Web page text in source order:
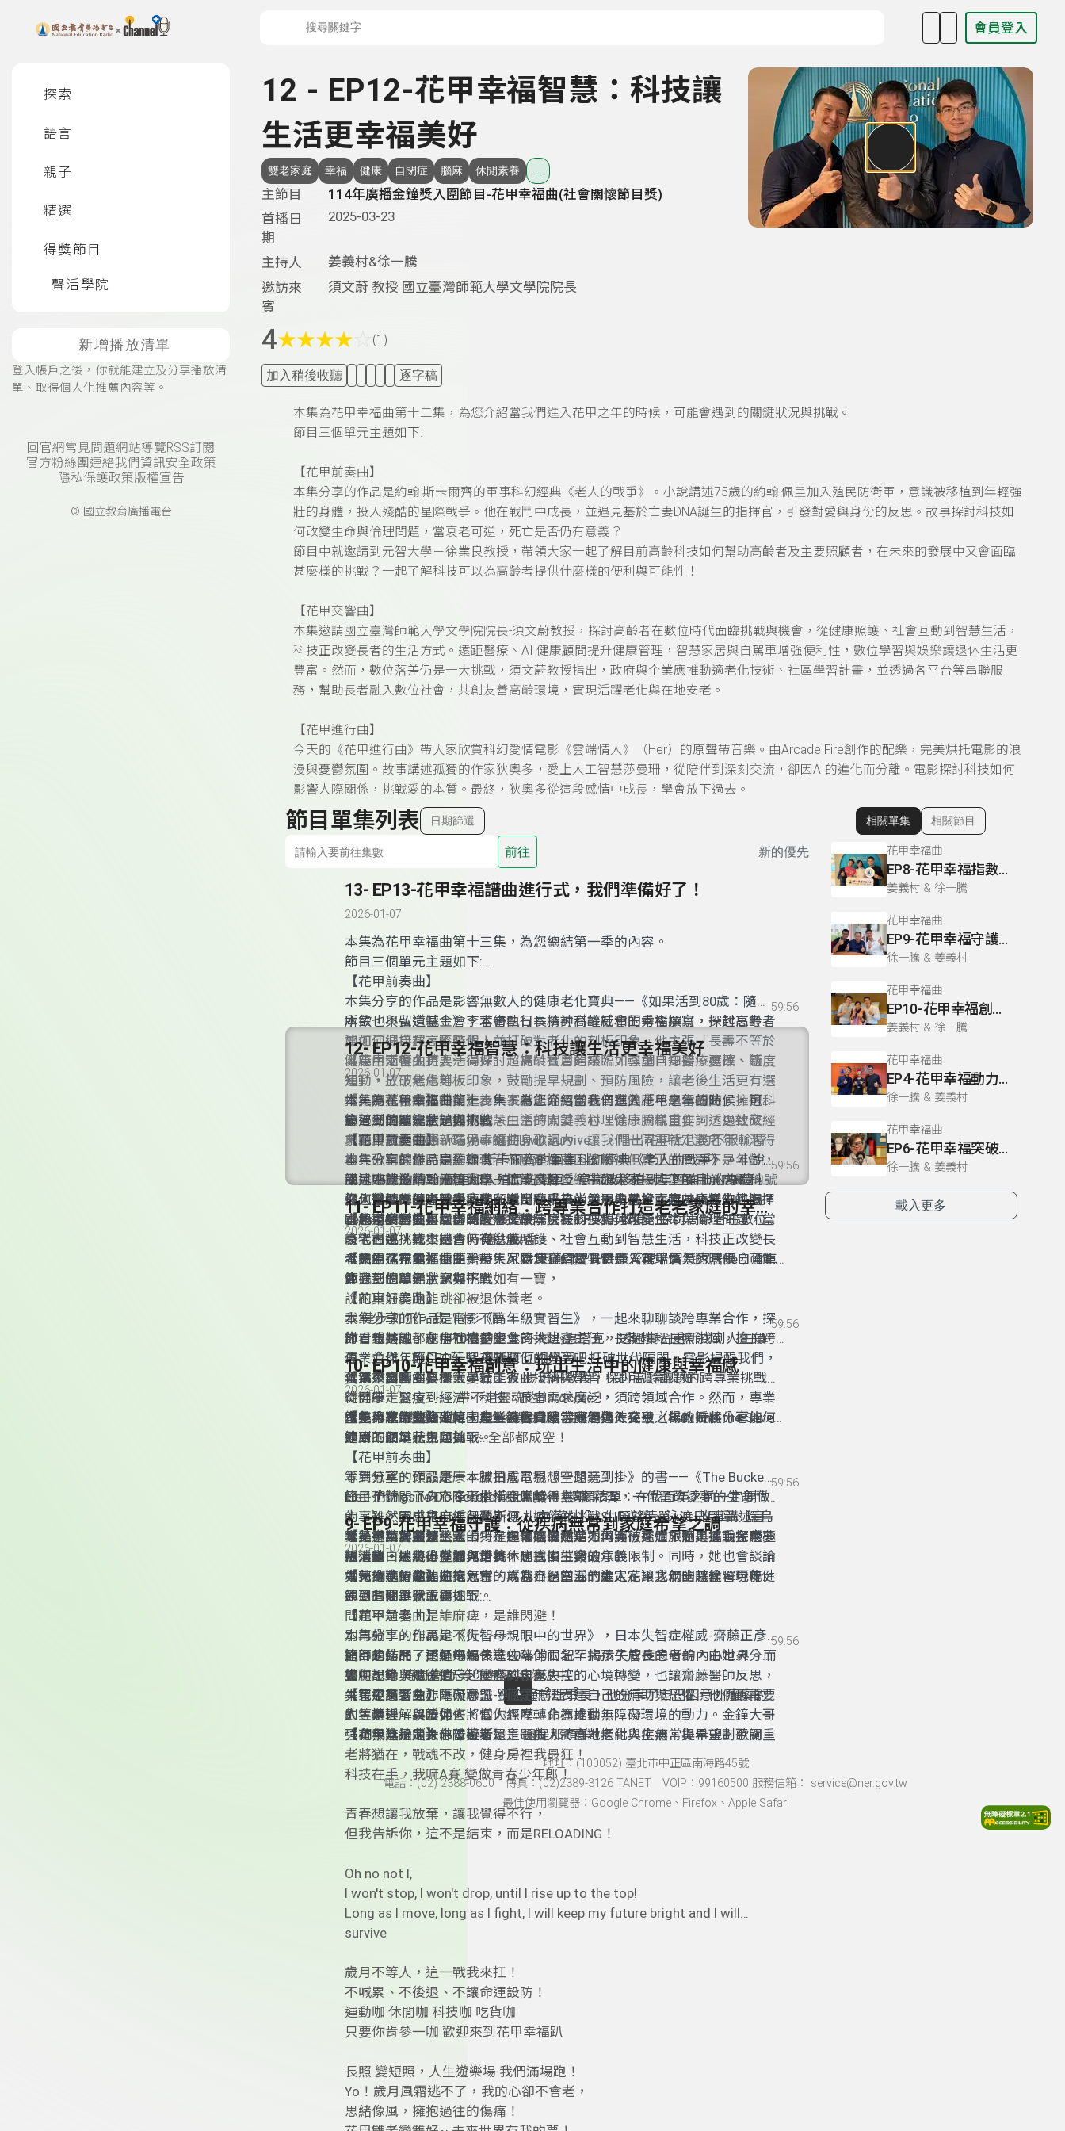
上方功能區塊 會員登入
探索
語言
親子
精選
得獎節目
聲活學院
新增播放清單
登入帳戶之後，你就能建立及分享播放清
單、取得個人化推薦內容等。
回官網常見問題網站導覽RSS訂閱
官方粉絲團連絡我們 資訊安全政策
隱私保護政策版權宣告
© 國立教育廣播電台
12 - EP12-花甲幸福智慧：科技讓
生活更幸福美好
雙老家庭 幸福 健康 自閉症 腦麻 休閒素養
主節目
114年廣播金鐘獎入圍節目-花甲幸福曲(社會關懷節目獎)
首播日
期
2025-03-23
主持人
姜義村&徐一騰
邀訪來
賓
須文蔚 教授 國立臺灣師範大學文學院院長
4★★★★ (1)
加入稍後收聽 逐字稿
本集為花甲幸福曲第十二集，為您介紹當我們進入花甲之年的時候，可能會遇到的關鍵狀況與挑戰。
節目三個單元主題如下:
【花甲前奏曲】
本集分享的作品是約翰·斯卡爾齊的軍事科幻經典《老人的戰爭》。小說講述75歲的約翰·佩里加入殖民防衛軍，意識被移植到年輕強
壯的身體，投入殘酷的星際戰爭。他在戰鬥中成長，並遇見基於亡妻DNA誕生的指揮官，引發對愛與身份的反思。故事探討科技如
何改變生命與倫理問題，當衰老可逆，死亡是否仍有意義？
節目中就邀請到元智大學－徐業良教授，帶領大家一起了解目前高齡科技如何幫助高齡者及主要照顧者，在未來的發展中又會面臨
甚麼樣的挑戰？一起了解科技可以為高齡者提供什麼樣的便利與可能性！
【花甲交響曲】
本集邀請國立臺灣師範大學文學院院長-須文蔚教授，探討高齡者在數位時代面臨挑戰與機會，從健康照護、社會互動到智慧生活，
科技正改變長者的生活方式。遠距醫療、AI 健康顧問提升健康管理，智慧家居與自駕車增強便利性，數位學習與娛樂讓退休生活更
豐富。然而，數位落差仍是一大挑戰，須文蔚教授指出，政府與企業應推動適老化技術、社區學習計畫，並透過各平台等串聯服
務，幫助長者融入數位社會，共創友善高齡環境，實現活躍老化與在地安老。
【花甲進行曲】
今天的《花甲進行曲》帶大家欣賞科幻愛情電影《雲端情人》（Her）的原聲帶音樂。由Arcade Fire創作的配樂，完美烘托電影的浪
漫與憂鬱氛圍。故事講述孤獨的作家狄奧多，愛上人工智慧莎曼珊，從陪伴到深刻交流，卻因AI的進化而分離。電影探討科技如何
影響人際關係，挑戰愛的本質。最終，狄奧多從這段感情中成長，學會放下過去。
節目單集列表 日期篩選
前往 新的優先
13- EP13-花甲幸福譜曲進行式，我們準備好了！
2026-01-07
本集為花甲幸福曲第十三集，為您總結第一季的內容。
節目三個單元主題如下:
【花甲前奏曲】
本集分享的作品是影響無數人的健康老化寶典——《如果活到80歲：隨心
所欲，不留遺憾！》。本書由日本精神科權威和田秀樹撰寫，探討高齡者
如何活得自在、不受限，並打破對老化的刻板印象。他主張「長壽不等於
健康，活得久更要活得好」，提供實用建議，如尊重自身醫療選擇、適度
運動、放下焦慮等。
本集也與弘道基金會李若綺執行長探討高齡社會的幸福願景，一起思考台
灣如何迎接超高齡時代！
【花甲交響曲】
本集由兩位主持人一同探討超高齡社會的來臨，強調「知錯、要改、新
知」，打破老化刻板印象，鼓勵提早規劃、預防風險，讓老後生活更有選
擇。隨著醫療與科技進步，長者能活得更長、更健康。學習新知、擁抱科
技、參與社會，是邁向智慧生活的關鍵。心理健康同樣重要，透過社交、
求助與積極適應新環境，維持身心活力。讓我們一同重新定義老年，活得
自在、有尊嚴，真正實現「花甲幸福曲」的精神！
【花甲進行曲】
今天的《花甲進行曲》為大家獻上節目同名自創曲「花甲幸福曲」。這是
一首燃燒靈魂的饒舌歌曲，由主持人姜義村、徐一騰親自作詞，更致敬經
典西洋歌曲Gloria Gaynor的「I will survive」，唱出花甲世代的不服輸精
神。歌詞探討時間奪走青春、資產換不回溫暖，但真正的問題不是年齡，
而是選擇放棄或繼續衝刺！這不只是音樂，而是一場人生RELOADING的號
召，邀請每個人重新啟動，活出精采後半場！準備好一起High起來了嗎？
Let’s go！
＊節目自創歌曲「花甲幸福曲」歌詞＊
我說時間像賊，吞了我輩，只成殘杯，
你也曾經稱王，如今癱床，歲月磨光
資產再多，換不回當時 堅實臂膀
豪宅在手，找不回舊時 爐火飯香。
你我都說尊老，家有一老如有一寶，
說的真好能跑能跳卻被退休養老。
我 健步 如飛，我 千杯 不醉，
你看看是誰都在那個博愛座上~~睡 。
要活！要動！要衝！要痛！
時間帶走速度~~~ 帶不走靈魂的Hardcore！
錢包再厚 雙腿不動~~ 人生終點病房 渡寒冬！
健康不顧，花甲回首~~ 全部都成空！
等到無望、頭殼康康、歸日看電視想空想旁！
日子茫茫，心內空空，生活照常無希無望！
年過半百，不是終點，只是中場吃個甜點！
活得明白，走得乾脆，對抗不是風中摧毀！
我還有夢！還敢衝！
問題不是老，是誰麻痺，是誰閃避！
別再躺平，別再說不行~~~
這不是結局，只是中場休息~~~
雙腿不動 時間會動 等你醒來 淪落泥中
別等老去，哭訴過去，當你怨嘆，命運成碳！
只有我能決定未來，看看是王 還是那頭羊！
老將猶在，戰魂不改，健身房裡我最狂！
科技在手，我嘛A賽 變做青春少年郎！
青春想讓我放棄，讓我覺得不行，
但我告訴你，這不是結束，而是RELOADING！
Oh no not I,
I won't stop, I won't drop, until I rise up to the top!
Long as I move, long as I fight, I will keep my future bright and I will
survive
歲月不等人，這一戰我來扛！
不喊累、不後退、不讓命運設防！
運動咖 休閒咖 科技咖 吃貨咖
只要你肯參一咖 歡迎來到花甲幸福趴
長照 變短照，人生遊樂場 我們滿場跑！
Yo！歲月風霜逃不了，我的心卻不會老，
思緒像風，擁抱過往的傷痛！
59:56
12- EP12-花甲幸福智慧：科技讓生活更幸福美好
2026-01-07
本集為花甲幸福曲第十二集，為您介紹當我們進入花甲之年的時候，可能
會遇到的關鍵狀況與挑戰。
節目三個單元主題如下:
【花甲前奏曲】
本集分享的作品是約翰·斯卡爾齊的軍事科幻經典《老人的戰爭》。小說
講述75歲的約翰·佩里加入殖民防衛軍，意識被移植到年輕強壯的身體，
投入殘酷的星際戰爭。他在戰鬥中成長，並遇見基於亡妻DNA誕生的指揮
官，引發對愛與身份的反思。故事探討科技如何改變生命與倫理問題，當
衰老可逆，死亡是否仍有意義？
節目中就邀請到元智大學－徐業良教授，帶領大家一起了解目前高齡科技
如何幫助高齡者及主要照顧者，在未來的發展中又會面臨甚麼樣的挑戰？
一起了解科技可以為高齡者提供什麼樣的便利與可能性！
【花甲交響曲】
本集邀請國立臺灣師範大學文學院院長-須文蔚教授，探討高齡者在數位
時代面臨挑戰與機會，從健康照護、社會互動到智慧生活，科技正改變長
者的生活方式。遠距醫療、AI 健康顧問提升健康管理，智慧家居與自駕車
增強便利性，數位學習與娛樂讓退休生活更豐富。然而，數位落差仍是一
大挑戰，須文蔚教授指出，政府與企業應推動適老化技術、社區學習計
畫，並透過各平台等串聯服務，幫助長者融入數位社會，共創友善高齡環
境，實現活躍老化與在地安老。
【花甲進行曲】
今天的《花甲進行曲》帶大家欣賞科幻愛情電影《雲端情人》（Her）的
原聲帶音樂。由Arcade Fire創作的配樂，完美烘托電影的浪漫與憂鬱氛
圍。故事講述孤獨的作家狄奧多，愛上人工智慧莎曼珊，從陪伴到深刻交
流，卻因AI的進化而分離。電影探討科技如何影響人際關係，挑戰愛的本
質。最終，狄奧多從這段感情中成長，學會放下過去。
59:56
11- EP11-花甲幸福網絡：跨專業合作打造老老家庭的幸福支持
2026-01-07
本集為花甲幸福曲第十一集，為您介紹當我們進入花甲之年的時候，可能
會遇到的關鍵狀況與挑戰。
節目三個單元主題如下:
【花甲前奏曲】
本集分享的作品是電影《高年級實習生》，一起來聊聊談跨專業合作，探
討青銀共融。劇中70歲的退休商人班·惠塔克，透過實習重新找到人生價
值，並與年輕CEO茱兒·奧斯汀互相學習，打破世代隔閡。電影提醒我們，
代溝來自誤解與標籤，若能彼此接納與學習，即可共融共好。
節目也訪問了永信社福基金會的葉建鑫主任，長期耕耘長照領域，擅長跨
專業合作，節目中一起來聽聽他的分享吧！
【花甲交響曲】
本集邀請國立臺灣大學社工系-楊培珊教授，探討高齡議題的跨專業挑戰。
從健康、醫療到經濟、科技，長者需求廣泛，須跨領域合作。然而，專業
壁壘、政策整合不足、產業發展受限等問題仍待突破。楊教授將分享如何
跨越限制，並提供實用策略，帶領我們深入了解跨領域合作的關鍵解方！
【花甲進行曲】
今天分享的歌曲是韓國銀髮饒舌團體，順伊與七公主（Suni and the Seven
Princesses）的歌曲〈你知道拿鐵嗎？〉。由七位80歲以上女性組成的她
們，透過音樂打破高齡刻板印象，展現活力與創意。歌曲內容圍繞農村生
活與世代差異，而〈你知道拿鐵嗎？〉便是探討代溝與職場倫理，幽默
Diss年輕人過度依賴科技，並強調互相理解的重要性。她們的成功不僅讓
人重新思考高齡者的可能性，也為社會帶來更多包容與啟發。
59:56
10- EP10-花甲幸福創意：玩出生活中的健康與幸福感
2026-01-07
本集為花甲幸福曲第十集，為您介紹當我們進入花甲之年的時候，可能會
遇到的關鍵狀況與挑戰。
節目三個單元主題如下:
【花甲前奏曲】
本集分享的作品是一本被拍成電影《一路玩到掛》的書——《The Bucket
List: Things to Do Before I Kick It》（還願清單：在我百年之前一定要做
的事），靈感來自編劇賈斯汀·札克漢的「人生願望清單」。故事講述富
豪艾德華與藍領工人卡特，在罹癌後決定不再等待死亡，而是攜手完成夢
想清單，最終不僅看見世界，也找回生命的意義。
節目也訪問了身心障礙楷模金鷹獎得主-廖彩雲，一位勇敢逐夢的生命鬥
士。雖然因小兒麻痺行動不便，她依然挑戰SUP立槳、泳渡日月潭、環島
等，甚至計畫登上玉山！一起來聽聽她是如何突破身體限制，挑戰各種極
限活動，展現出堅韌與勇氣。
【花甲交響曲】
本集邀請到宋慧慈老師，在退休後依然活力滿滿，透過旅遊與運動探索幸
福人生。她將分享如何培養休閒習慣、突破年齡限制。同時，她也會談論
如何調適情緒、擁抱無常，成為自己生活的主人。讓我們一起學習玩得健
康、快樂，活出精彩的下半場人生！
【花甲進行曲】
今天分享的歌曲是羅思容的〈我不過四五十歲定定〉，以幽默詮釋中年態
度，提醒我們年齡不是束縛，而是新旅程的開始。她的音樂融合詩歌與生
活，展現深厚情感，鼓勵我們擁抱變化，勇敢追夢。
59:56
9- EP9-花甲幸福守護：從疾病無常到家庭希望之調
2026-01-07
本集為花甲幸福曲第九集，為您介紹當我們進入花甲之年的時候，可能會
遇到的關鍵狀況與挑戰。
節目三個單元主題如下:
【花甲前奏曲】
本集分享的作品是《失智母親眼中的世界》，日本失智症權威-齋藤正彥
醫師的作品。透過母親長達20年的日記，揭示失智症患者的內心世界。而
書中記錄了她從遺忘、困惑到自覺失控的心境轉變，也讓齋藤醫師反思，
失智症患者並非毫無意識，而是無法表達自己的無助與恐懼，他們最需要
的，是理解與陪伴。
節目也訪問了雨軒媽媽，一位陪伴兩名罕病孩子成長的母親，由她來分享
如何思考與孩子們一起變老的未來。
【花甲交響曲】
本集邀請到身心障礙聯盟-劉金鐘前理事長，他分享了自己因意外癱瘓的
人生轉折，以及如何將個人經歷轉化為推動無障礙環境的動力。金鐘大哥
強調，無論是身心障礙者還是一般人，面對老化與疾病，提早規劃至關重
要。也建議應減輕精神壓力、善用經濟補助、提升自立能力，並做好醫
療、財務與居住的長遠規劃。
【花甲進行曲】
〈有無〉是《大佛普拉斯》主題曲，詩意地探討人生無常與希望。歌詞從
命運的無定到萬物的消逝，映照生命的短暫與虛幻，最終以「菸」與
「火」隱喻人生。正因無常，親情與愛成為生命的支撐，讓希望延續。
59:56
1 2 3
顯示相關單集
相關單集 相關節目
花甲幸福曲
EP8-花甲幸福指數：測量你生活中的幸福與休閒素養
姜義村 & 徐一騰
花甲幸福曲
EP9-花甲幸福守護：從疾病無常到家庭希望之調
徐一騰 & 姜義村
花甲幸福曲
EP10-花甲幸福創意：玩出生活中的健康與幸福感
姜義村 & 徐一騰
花甲幸福曲
EP4-花甲幸福動力：動出健康，老老家庭幸福到老
徐一騰 & 姜義村
花甲幸福曲
EP6-花甲幸福突破：從禁錮身體到擁抱自由幸福之路
徐一騰 & 姜義村
載入更多
地址：(100052) 臺北市中正區南海路45號
電話：(02) 2388-0600 傳真：(02)2389-3126 TANET VOIP：99160500 服務信箱： service@ner.gov.tw
最佳使用瀏覽器：Google Chrome、Firefox、Apple Safari